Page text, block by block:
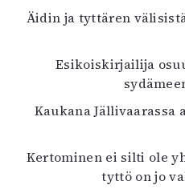
Äidin ja tyttären
Esikoiskirjailija
Kaukana
Kertominen ei silti ole
tyttö on jo